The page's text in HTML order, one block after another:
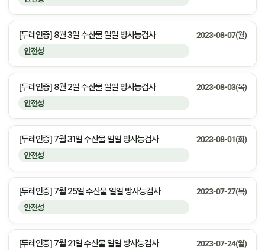
안전성
[두레인증] 8월 3일 수산물 일일 방사능검사 2023-08-07(월)
안전성
[두레인증] 8월 2일 수산물 일일 방사능검사 2023-08-03(목)
안전성
[두레인증] 7월 31일 수산물 일일 방사능검사 2023-08-01(화)
안전성
[두레인증] 7월 25일 수산물 일일 방사능검사 2023-07-27(목)
[두레인증] 7월 21일 수산물 일일 방사능검사 2023-07-24(월)